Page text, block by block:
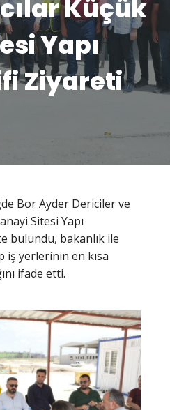
Küçük
Yapı
Ziyareti
Bor Ayder Dericiler ve
Sitesi Yapı
bulundu, bakanlık ile
iş yerlerinin en kısa
ifade etti.